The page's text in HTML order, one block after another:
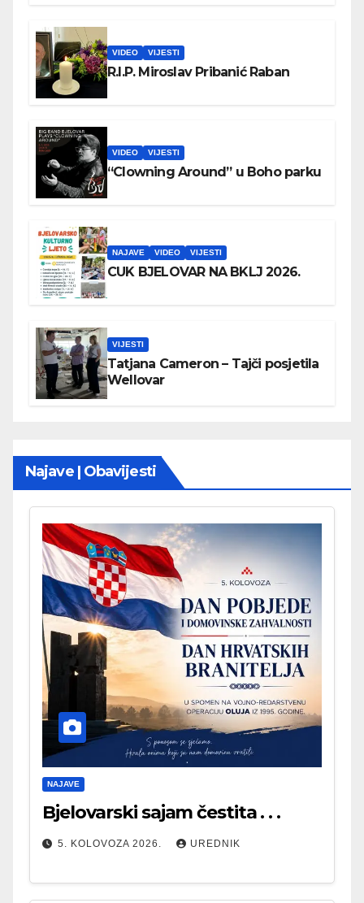
VIDEO VIJESTI
R.I.P. Miroslav Pribanić Raban
VIDEO VIJESTI
“Clowning Around” u Boho parku
NAJAVE VIDEO VIJESTI
CUK BJELOVAR NA BKLJ 2026.
VIJESTI
Tatjana Cameron – Tajči posjetila
Wellovar
Najave | Obavijesti
NAJAVE
Bjelovarski sajam čestita . . .
5. KOLOVOZA 2026. UREDNIK